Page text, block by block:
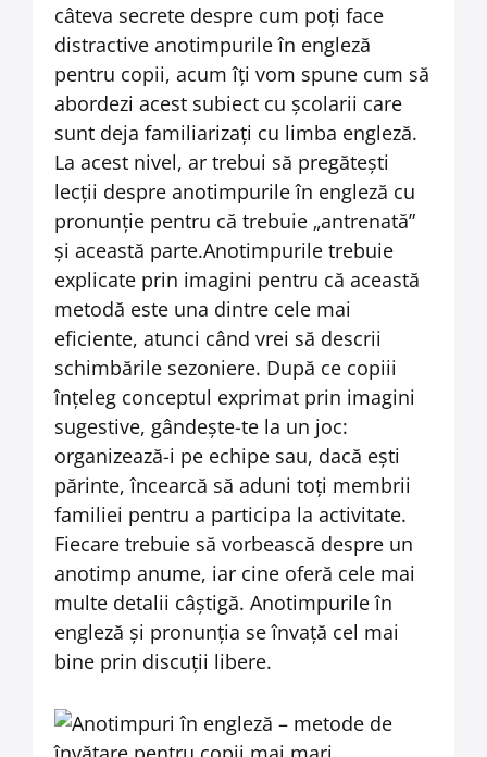
câteva secrete despre cum poți face
distractive anotimpurile în engleză
pentru copii, acum îți vom spune cum să
abordezi acest subiect cu școlarii care
sunt deja familiarizați cu limba engleză.
La acest nivel, ar trebui să pregătești
lecții despre anotimpurile în engleză cu
pronunție pentru că trebuie „antrenată”
și această parte.Anotimpurile trebuie
explicate prin imagini pentru că această
metodă este una dintre cele mai
eficiente, atunci când vrei să descrii
schimbările sezoniere. După ce copiii
înțeleg conceptul exprimat prin imagini
sugestive, gândește-te la un joc:
organizează-i pe echipe sau, dacă ești
părinte, încearcă să aduni toți membrii
familiei pentru a participa la activitate.
Fiecare trebuie să vorbească despre un
anotimp anume, iar cine oferă cele mai
multe detalii câștigă. Anotimpurile în
engleză și pronunția se învață cel mai
bine prin discuții libere.